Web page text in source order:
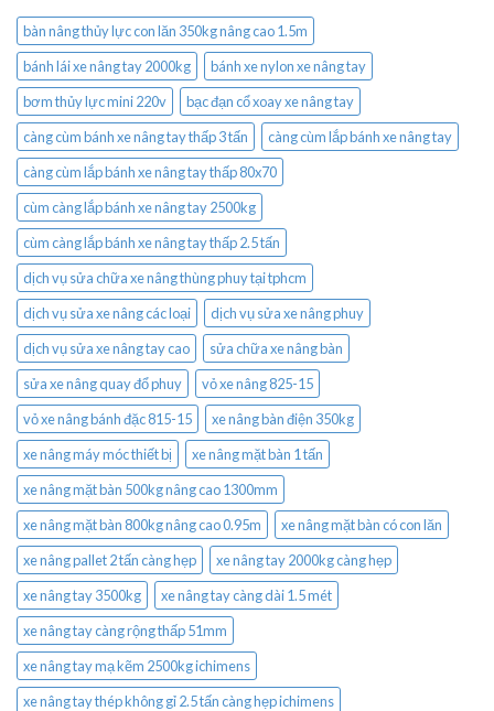
bàn nâng thủy lực con lăn 350kg nâng cao 1.5m
bánh lái xe nâng tay 2000kg
bánh xe nylon xe nâng tay
bơm thủy lực mini 220v
bạc đạn cổ xoay xe nâng tay
càng cùm bánh xe nâng tay thấp 3 tấn
càng cùm lắp bánh xe nâng tay
càng cùm lắp bánh xe nâng tay thấp 80x70
cùm càng lắp bánh xe nâng tay 2500kg
cùm càng lắp bánh xe nâng tay thấp 2.5 tấn
dịch vụ sửa chữa xe nâng thùng phuy tại tphcm
dịch vụ sửa xe nâng các loại
dịch vụ sửa xe nâng phuy
dịch vụ sửa xe nâng tay cao
sửa chữa xe nâng bàn
sửa xe nâng quay đổ phuy
vỏ xe nâng 825-15
vỏ xe nâng bánh đặc 815-15
xe nâng bàn điện 350kg
xe nâng máy móc thiết bị
xe nâng mặt bàn 1 tấn
xe nâng mặt bàn 500kg nâng cao 1300mm
xe nâng mặt bàn 800kg nâng cao 0.95m
xe nâng mặt bàn có con lăn
xe nâng pallet 2 tấn càng hẹp
xe nâng tay 2000kg càng hẹp
xe nâng tay 3500kg
xe nâng tay càng dài 1.5 mét
xe nâng tay càng rộng thấp 51mm
xe nâng tay mạ kẽm 2500kg ichimens
xe nâng tay thép không gỉ 2.5 tấn càng hẹp ichimens